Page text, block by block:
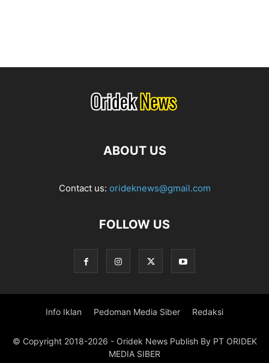
ABOUT US
Contact us: orideknews@gmail.com
FOLLOW US
Info Iklan Pedoman Media Siber Redaksi
© Copyright 2018-2026 - Oridek News Publish By PT ORIDEK
MEDIA SIBER